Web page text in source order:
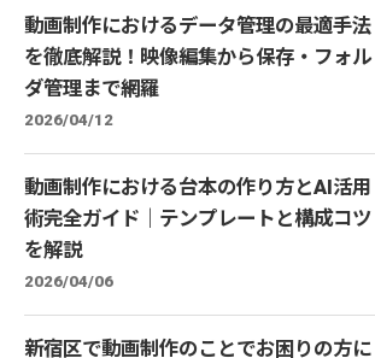
動画制作におけるデータ管理の最適手法
を徹底解説！映像編集から保存・フォル
ダ管理まで網羅
2026/04/12
動画制作における台本の作り方とAI活用
術完全ガイド｜テンプレートと構成コツ
を解説
2026/04/06
新宿区で動画制作のことでお困りの方に